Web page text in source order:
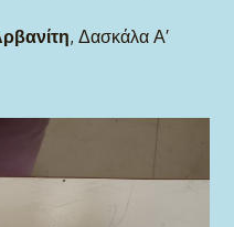
, Δασκάλα Α′